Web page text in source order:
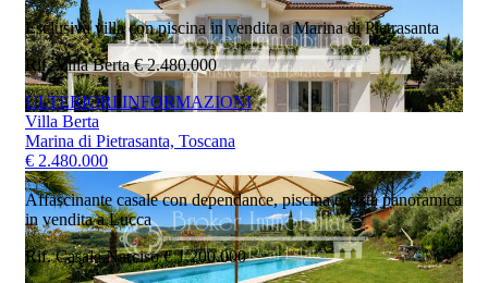
Esclusiva villa con piscina in vendita a Marina di Pietrasanta
Rif. Villa Berta€ 2.480.000
ULTERIORI INFORMAZIONI
Villa Berta
Marina di Pietrasanta, Toscana
€ 2.480.000
Affascinante casale con dependance, piscina e vista panoramica
in vendita a Lucca
Rif. Casale Narciso€ 1.200.000